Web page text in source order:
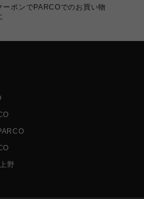
ーポンでPARCOでのお買い物
野